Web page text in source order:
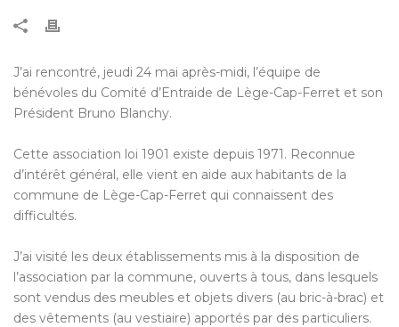
J’ai rencontré, jeudi 24 mai après-midi, l’équipe de
bénévoles du Comité d’Entraide de Lège-Cap-Ferret et son
Président Bruno Blanchy.
Cette association loi 1901 existe depuis 1971. Reconnue
d’intérêt général, elle vient en aide aux habitants de la
commune de Lège-Cap-Ferret qui connaissent des
difficultés.
J’ai visité les deux établissements mis à la disposition de
l’association par la commune, ouverts à tous, dans lesquels
sont vendus des meubles et objets divers (au bric-à-brac) et
des vêtements (au vestiaire) apportés par des particuliers.